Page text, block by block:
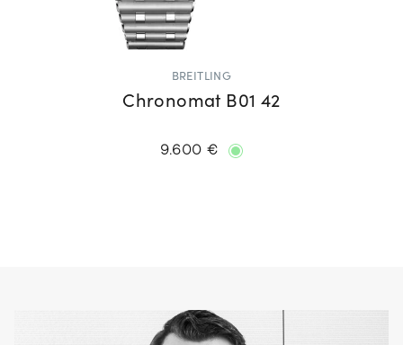
BREITLING
Chronomat B01 42
9.600 €